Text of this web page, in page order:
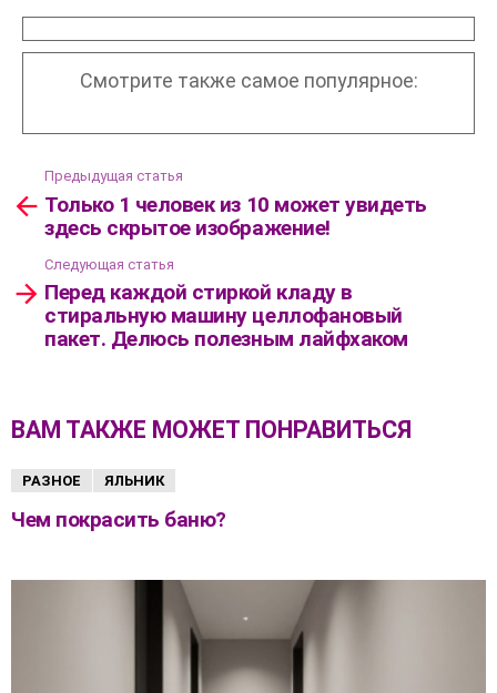
Смотрите также самое популярное:
Посмотреть
больше
Предыдущая статья
Только 1 человек из 10 может увидеть
здесь скрытое изображение!
Следующая статья
Перед каждой стиркой кладу в
стиральную машину целлофановый
пакет. Делюсь полезным лайфхаком
ВАМ ТАКЖЕ МОЖЕТ ПОНРАВИТЬСЯ
РАЗНОЕ ЯЛЬНИК
Чем покрасить баню?